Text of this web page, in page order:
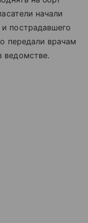
начали
пострадавшего
передали врачам